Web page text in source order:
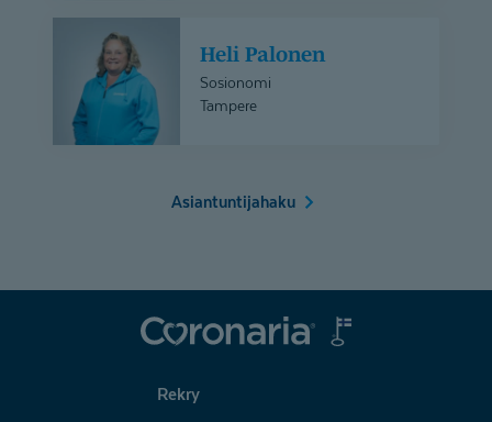
Palonen
Heli Palonen
Sosionomi
Tampere
Asiantuntijahaku
Coronaria
Rekry